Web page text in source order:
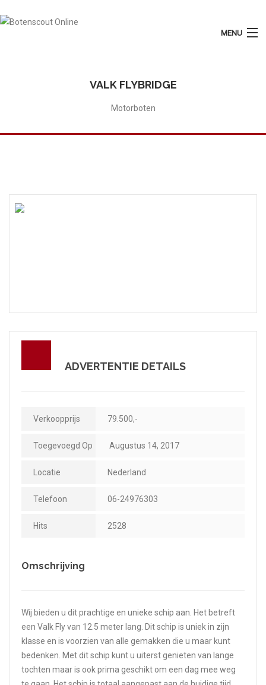
MENU
Contact
VALK FLYBRIDGE
Motorboten
ADVERTENTIE DETAILS
Verkoopprijs 79.500,-
Toegevoegd Op Augustus 14, 2017
Locatie Nederland
Telefoon 06-24976303
Hits 2528
Omschrijving
Wij bieden u dit prachtige en unieke schip aan. Het betreft
een Valk Fly van 12.5 meter lang. Dit schip is uniek in zijn
klasse en is voorzien van alle gemakken die u maar kunt
bedenken. Met dit schip kunt u uiterst genieten van lange
tochten maar is ook prima geschikt om een dag mee weg